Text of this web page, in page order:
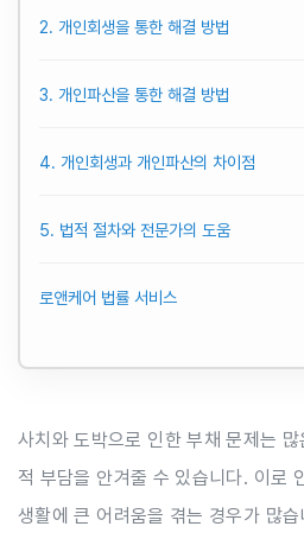
2. 개인회생을 통한 해결 방법
3. 개인파산을 통한 해결 방법
4. 개인회생과 개인파산의 차이점
5. 법적 절차와 전문가의 도움
로앤케어 법률 서비스
사치와 도박으로 인한 부채 문제는
적 부담을 안겨줄 수 있습니다. 이로
생활에 큰 어려움을 겪는 경우가 많습